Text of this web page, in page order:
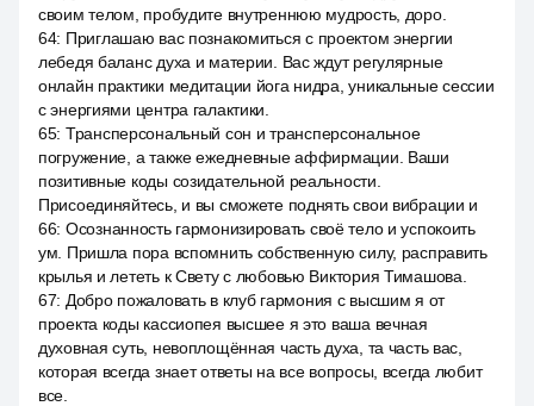
своим телом, пробудите внутреннюю мудрость, доро.
64: Приглашаю вас познакомиться с проектом энергии
лебедя баланс духа и материи. Вас ждут регулярные
онлайн практики медитации йога нидра, уникальные сессии
с энергиями центра галактики.
65: Трансперсональный сон и трансперсональное
погружение, а также ежедневные аффирмации. Ваши
позитивные коды созидательной реальности.
Присоединяйтесь, и вы сможете поднять свои вибрации и
66: Осознанность гармонизировать своё тело и успокоить
ум. Пришла пора вспомнить собственную силу, расправить
крылья и лететь к Свету с любовью Виктория Тимашова.
67: Добро пожаловать в клуб гармония с высшим я от
проекта коды кассиопея высшее я это ваша вечная
духовная суть, невоплощённая часть духа, та часть вас,
которая всегда знает ответы на все вопросы, всегда любит
все.